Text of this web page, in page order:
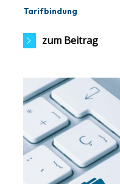
Tarifbindung
zum Beitrag